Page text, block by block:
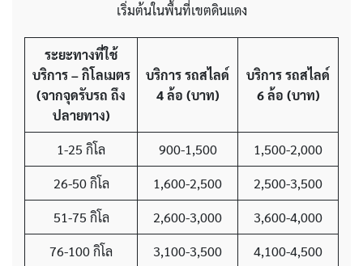
เริ่มต้นในพื้นที่เขตดินแดง
ระยะทางที่ใช้
บริการ – กิโลเมตร
(จากจุดรับรถ ถึง
ปลายทาง)
บริการ รถสไลด์
4 ล้อ (บาท)
บริการ รถสไลด์
6 ล้อ (บาท)
1-25 กิโล 900-1,500
1,500-2,000
26-50 กิโล
1,600-2,500
2,500-3,500
51-75 กิโล
2,600-3,000
3,600-4,000
76-100 กิโล
3,100-3,500
4,100-4,500